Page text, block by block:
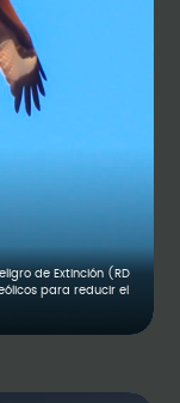
de Extinción (RD
para reducir el